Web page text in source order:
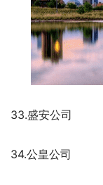
33.盛安公司
34.公皇公司